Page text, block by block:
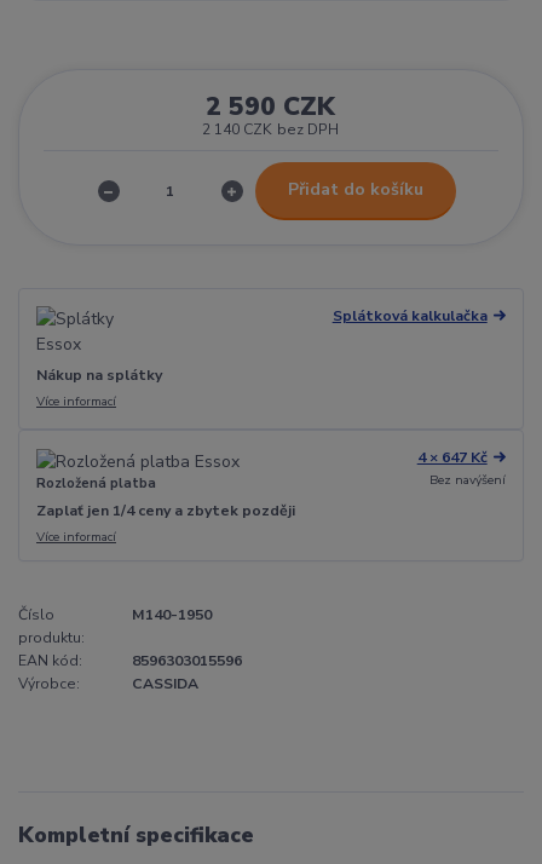
2 590 CZK
2 140 CZK bez DPH
Přidat do košíku
Splátková kalkulačka
Nákup na splátky
Více informací
Rozložená platba
4 × 647 Kč
Bez navýšení
Zaplať jen 1/4 ceny a zbytek později
Více informací
Číslo
produktu:
M140-1950
EAN kód:
8596303015596
Výrobce:
CASSIDA
Kompletní specifikace